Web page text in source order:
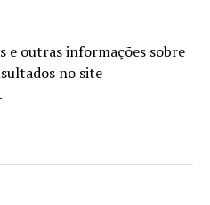
e outras informações sobre
no site